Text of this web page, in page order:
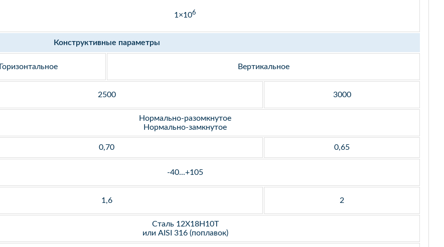
1×106
Конструктивные параметры
Горизонтальное Вертикальное
2500 3000
Нормально-разомкнутое
Нормально-замкнутое
0,70 0,65
-40...+105
1,6 2
Сталь 12Х18Н10Т
или AISI 316 (поплавок)